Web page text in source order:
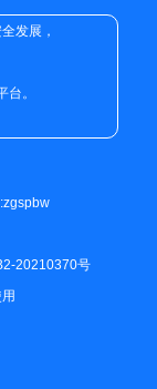
发展，
。
20210370号